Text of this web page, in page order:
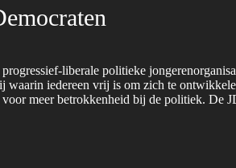
liberale politieke
waarin iedereen vrij is om zich te
meer betrokkenheid bij de politiek. De